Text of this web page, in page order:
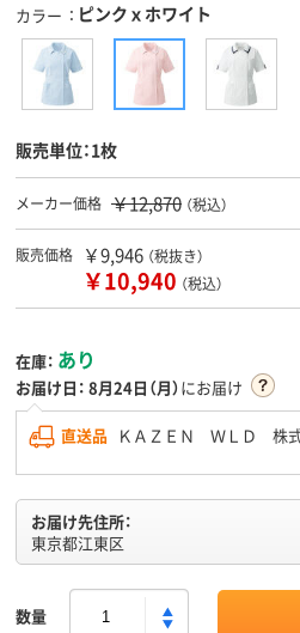
カラー ピンクｘホワイト
販売単位：1枚
メーカー価格 ￥12,870 （税込）
販売価格 ￥9,946 （税抜き）
￥10,940 （税込）
在庫： あり
お届け日： 8月24日（月）にお届け
直送品 ＫＡＺＥＮ ＷＬＤ 株
お届け先住所：
東京都江東区
数量